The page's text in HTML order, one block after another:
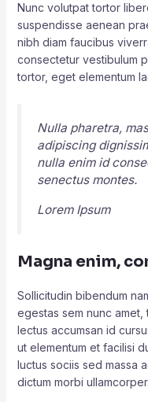
Nunc volutpat tortor
suspendisse aenean
nibh diam faucibus
consectetur vestibulum
tortor, eget elementum
Nulla pharetra,
adipiscing
nulla enim id
senectus montes.
Lorem Ipsum
Magna enim,
Sollicitudin bibendum
egestas sem nunc
lectus accumsan id
ut elementum et facilisi
luctus sociis sed massa
dictum morbi ullamcorper.